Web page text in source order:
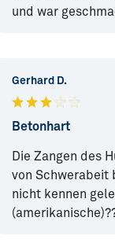
und war
Gerhard D.
Betonhart
Die Zangen des
von Schwerabeit
nicht kennen